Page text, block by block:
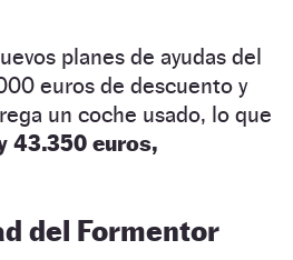
planes de ayudas del
euros de descuento y
un coche usado, lo que
43.350 euros,
del Formentor